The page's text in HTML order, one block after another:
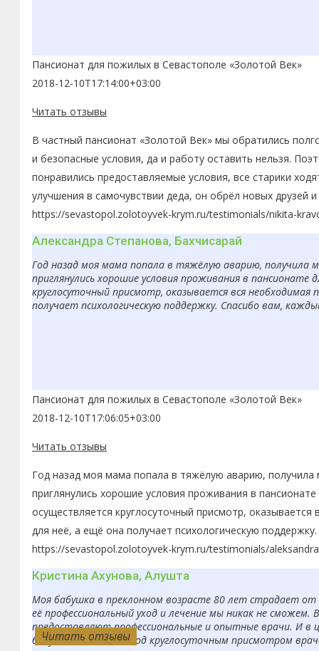
Читать отзывы
Читать отзывы
Читать отзывы
Читать отзывы
Читать отзывы
Читать отзывы
Читать отзывы
Читать отзывы
Пансионат для пожилых в Севастополе «Золотой Век»
2018-12-10T17:14:00+03:00
Читать отзывы
В частный пансионат «Золотой Век» мы обратились
и безопасные условия, да и работу оставить нельзя.
понравились предоставляемые условия, все старики
улучшения в самочувствии деда, он обрёл новых
https://sevastopol.zolotoyvek-krym.ru/testimonials/nikita-
Александра Степанова, Бахчисарай
Год назад моя мама попала в тяжёлую аварию, получила
приглянулись хорошие условия проживания в
круглосуточный присмотр, оказывается вся
получает психологическую поддержку. Спасибо вам,
Читать отзывы
Пансионат для пожилых в Севастополе «Золотой Век»
2018-12-10T17:06:05+03:00
Читать отзывы
Год назад моя мама попала в тяжёлую аварию,
приглянулись хорошие условия проживания в
осуществляется круглосуточный присмотр,
для неё, а ещё она получает психологическую
https://sevastopol.zolotoyvek-krym.ru/testimonials/
Кристина Ахунова, Алушта
Моя бабушка в преклонном возрасте 80 лет страдает от
её профессиональный уход и лечение мы никак не
предоставляют профессиональные и опытные врачи. И в
бабушка находится под круглосуточным присмотром
Читать отзывы